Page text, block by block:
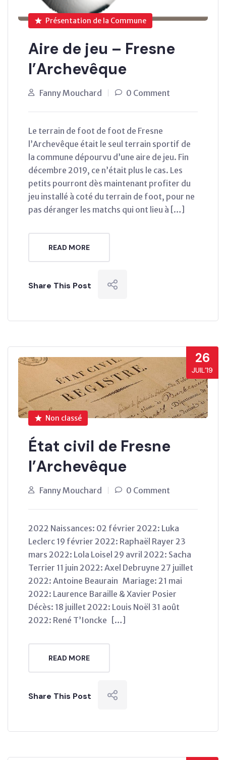
Présentation de la Commune
Aire de jeu – Fresne
l’Archevêque
Fanny Mouchard 0 Comment
Le terrain de foot de foot de Fresne
l’Archevêque était le seul terrain sportif de
la commune dépourvu d’une aire de jeu. Fin
décembre 2019, ce n’était plus le cas. Les
petits pourront dès maintenant profiter du
jeu installé à coté du terrain de foot, pour ne
pas déranger les matchs qui ont lieu à […]
READ MORE
Share This Post
26
JUIL’19
Non classé
État civil de Fresne
l’Archevêque
Fanny Mouchard 0 Comment
2022 Naissances: 02 février 2022: Luka
Leclerc 19 février 2022: Raphaël Rayer 23
mars 2022: Lola Loisel 29 avril 2022: Sacha
Terrier 11 juin 2022: Axel Debruyne 27 juillet
2022: Antoine Beaurain Mariage: 21 mai
2022: Laurence Baraille & Xavier Posier
Décès: 18 juillet 2022: Louis Noël 31 août
2022: René T’Ioncke […]
READ MORE
Share This Post